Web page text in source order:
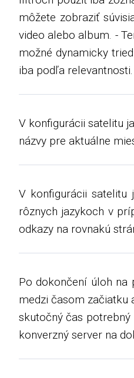
môžete zobraziť
video alebo album. -
možné dynamicky
iba podľa relevantnosti.
V konfigurácii satelitu
názvy pre aktuálne
V konfigurácii satelitu
rôznych jazykoch v
odkazy na rovnakú
Po dokončení úloh na
medzi časom začiatku
skutočný čas potrebný
konverzný server na